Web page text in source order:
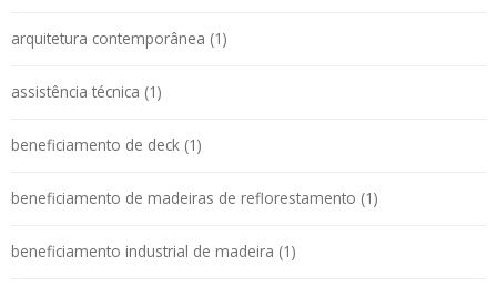
arquitetura contemporânea (1)
assistência técnica (1)
beneficiamento de deck (1)
beneficiamento de madeiras de reflorestamento (1)
beneficiamento industrial de madeira (1)